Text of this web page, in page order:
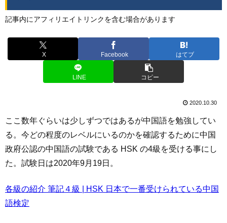
記事内にアフィリエイトリンクを含む場合があります
X Facebook はてブ
LINE コピー
2020.10.30
ここ数年ぐらいは少しずつではあるが中国語を勉強してい
る。今どの程度のレベルにいるのかを確認するために中国
政府公認の中国語の試験である HSK の4級を受ける事にし
た。試験日は2020年9月19日。
各級の紹介 筆記４級 | HSK 日本で一番受けられている中国
語検定